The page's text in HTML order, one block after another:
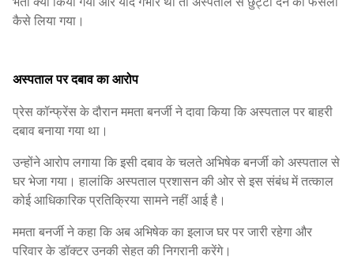
कैसे लिया गया।
अस्पताल पर दबाव का आरोप
प्रेस कॉन्फ्रेंस के दौरान ममता बनर्जी ने दावा किया कि अस्पताल पर बाहरी
दबाव बनाया गया था।
उन्होंने आरोप लगाया कि इसी दबाव के चलते अभिषेक बनर्जी को अस्पताल से
घर भेजा गया। हालांकि अस्पताल प्रशासन की ओर से इस संबंध में तत्काल
कोई आधिकारिक प्रतिक्रिया सामने नहीं आई है।
ममता बनर्जी ने कहा कि अब अभिषेक का इलाज घर पर जारी रहेगा और
परिवार के डॉक्टर उनकी सेहत की निगरानी करेंगे।